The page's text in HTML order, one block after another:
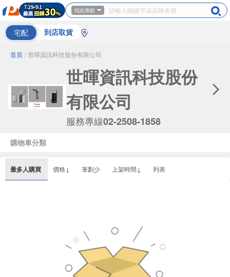
找此專館
宅配 到店取貨
首頁 / 世暉資訊科技股份有限公司
世暉資訊科技股份
有限公司
服務專線02-2508-1858
最多人購買 價格↓ 筆劃少 上架時間↓ 列表
購物車分類